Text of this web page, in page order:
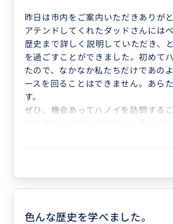
昨日は市内をご案内いただきありが
アテンドしてくれたダッドさんには
歴史まで詳しく説明していただき、
を過ごすことができました。初めて
たので、なかなか私たちだけであの
ースを回ることはできません。あら
す。
ぜひ、機会あってハノイを訪問する
Thank you for showing us around
ry of Vietnam and Hanoi, and I was
ry fulfilling time. Since it was the
Hanoi, it was difficult for us to go
If you have the opportunity to visit
色んな歴史を学べました。